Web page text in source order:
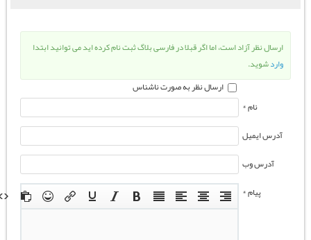
ارسال نظر آزاد است، اما اگر قبلا در فارسی بلاگ ثبت نام کرده اید می توانید ابتدا
واردشوید.
ارسال نظر به صورت ناشناس
نام *
آدرس ایمیل
آدرس وب
پیام *